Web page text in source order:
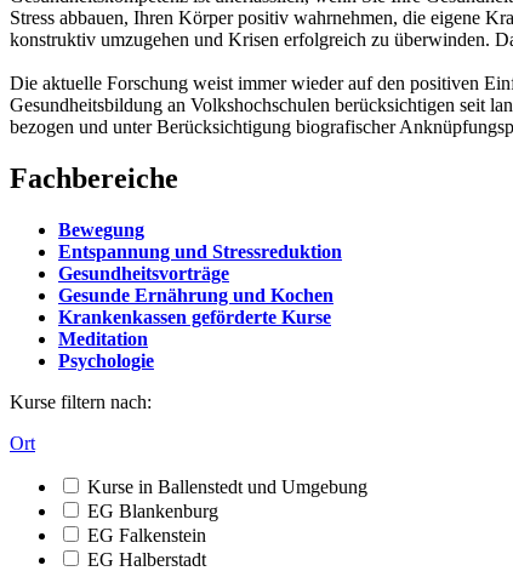
Stress abbauen, Ihren Körper positiv wahrnehmen, die eigene
konstruktiv umzugehen und Krisen erfolgreich zu überwinden.
Die aktuelle Forschung weist immer wieder auf den positiven
Gesundheitsbildung an Volkshochschulen berücksichtigen seit
bezogen und unter Berücksichtigung biografischer
Fachbereiche
Bewegung
Entspannung und Stressreduktion
Gesundheitsvorträge
Gesunde Ernährung und Kochen
Krankenkassen geförderte Kurse
Meditation
Psychologie
Kurse filtern nach:
Ort
Kurse in Ballenstedt und Umgebung
EG Blankenburg
EG Falkenstein
EG Halberstadt